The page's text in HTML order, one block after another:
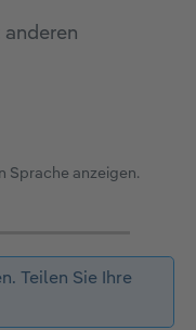
anderen
Sprache anzeigen.
Teilen Sie Ihre